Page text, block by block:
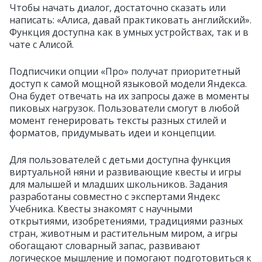
Чтобы начать диалог, достаточно сказать или
написать: «Алиса, давай практиковать английский».
Функция доступна как в умных устройствах, так и в
чате с Алисой.
Подписчики опции «Про» получат приоритетный
доступ к самой мощной языковой модели Яндекса.
Она будет отвечать на их запросы даже в моменты
пиковых нагрузок. Пользователи смогут в любой
момент генерировать тексты разных стилей и
форматов, придумывать идеи и концепции.
Для пользователей с детьми доступна функция
виртуальной няни и развивающие квесты и игры
для малышей и младших школьников. Задания
разработаны совместно с экспертами Яндекс
Учебника. Квесты знакомят с научными
открытиями, изобретениями, традициями разных
стран, животным и растительным миром, а игры
обогащают словарный запас, развивают
логическое мышление и помогают подготовиться к